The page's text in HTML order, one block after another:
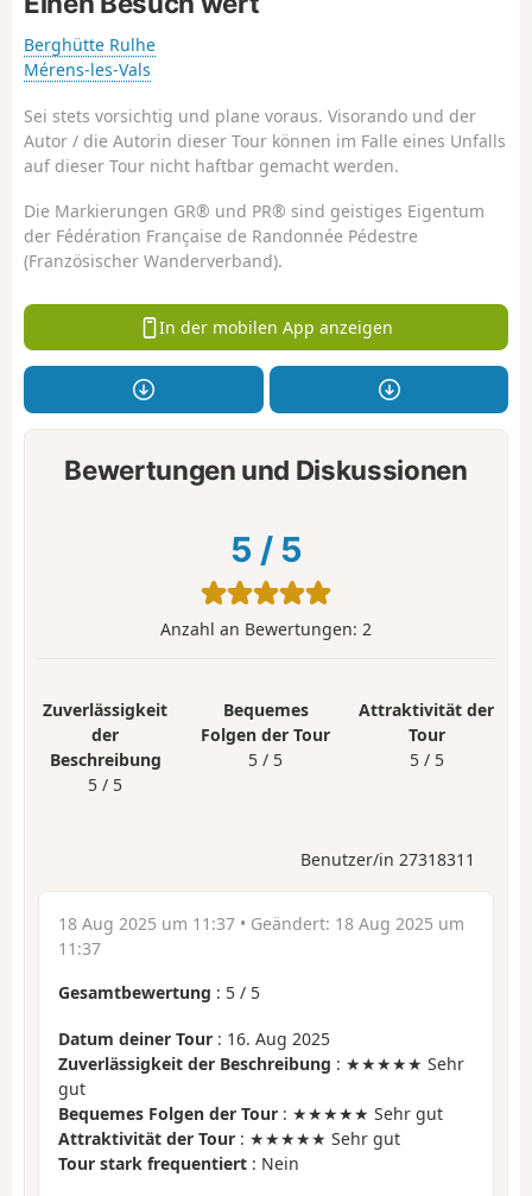
Berghütte Rulhe
Mérens-les-Vals
Sei stets vorsichtig und plane voraus. Visorando und der
Autor / die Autorin dieser Tour können im Falle eines Unfalls
auf dieser Tour nicht haftbar gemacht werden.
Die Markierungen GR® und PR® sind geistiges Eigentum
der Fédération Française de Randonnée Pédestre
(Französischer Wanderverband).
In der mobilen App anzeigen
Bewertungen und Diskussionen
5 / 5
Anzahl an Bewertungen: 2
Zuverlässigkeit
der
Beschreibung
5 / 5
Bequemes
Folgen der Tour
5 / 5
Attraktivität der
Tour
5 / 5
Benutzer/in 27318311
18 Aug 2025 um 11:37 • Geändert: 18 Aug 2025 um
11:37
Gesamtbewertung : 5 / 5
Datum deiner Tour : 16. Aug 2025
Zuverlässigkeit der Beschreibung : ★★★★★ Sehr
gut
Bequemes Folgen der Tour : ★★★★★ Sehr gut
Attraktivität der Tour : ★★★★★ Sehr gut
Tour stark frequentiert : Nein